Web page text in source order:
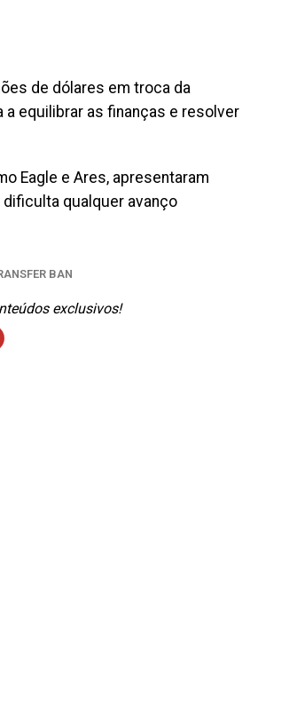
de dólares em troca da
a equilibrar as finanças e resolver
Eagle e Ares, apresentaram
qualquer avanço
BAN
exclusivos!